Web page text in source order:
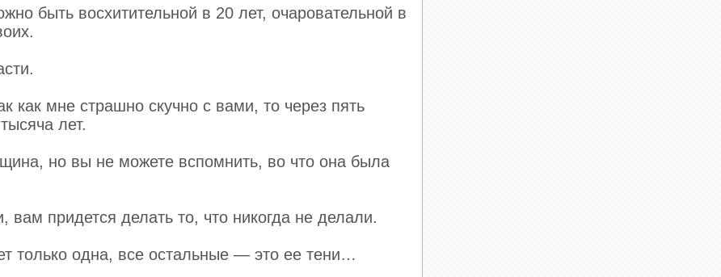
быть восхитительной в 20 лет, очаровательной в
как мне страшно скучно с вами, то через пять
лет.
но вы не можете вспомнить, во что она была
вам придется делать то, что никогда не делали.
только одна, все остальные — это ее тени…